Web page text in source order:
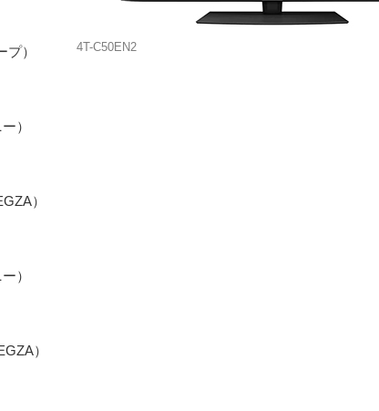
4T-C50EN2
）
）
）
）
）